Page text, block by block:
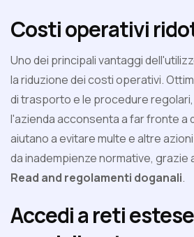
Costi operativi
Uno dei principali vantaggi
la riduzione dei costi operativi.
di trasporto e le procedure
l'azienda acconsenta a far fronte a
aiutano a evitare multe e altre
da inadempienze normative, grazie
Read and regolamenti doganali.
Accedi a reti